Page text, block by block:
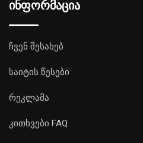
ინფორმაცია
ჩვენ შესახებ
საიტის წესები
რეკლამა
კითხვები FAQ